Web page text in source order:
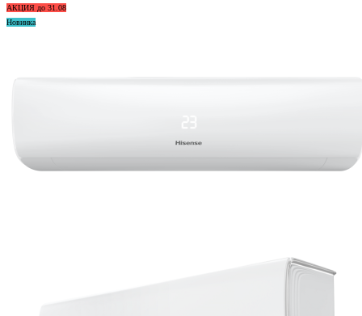
АКЦИЯ до 31.08
Новинка